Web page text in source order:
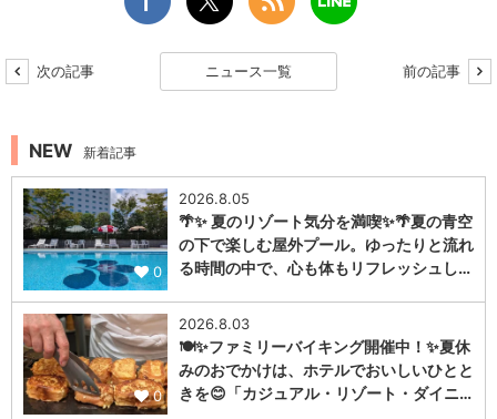
次の記事 ニュース一覧 前の記事
NEW 新着記事
0
2026.8.05
🌴✨ 夏のリゾート気分を満喫✨🌴夏の青空
の下で楽しむ屋外プール。ゆったりと流れ
る時間の中で、心も体もリフレッシュし…
0
2026.8.03
🍽️✨ファミリーバイキング開催中！✨夏休
みのおでかけは、ホテルでおいしいひとと
きを😊「カジュアル・リゾート・ダイニ…